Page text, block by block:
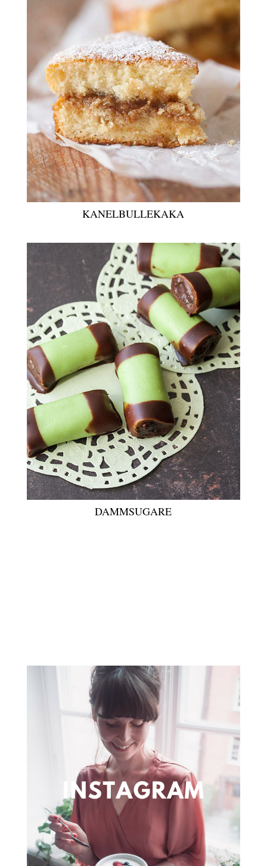
KANELBULLEKAKA
DAMMSUGARE